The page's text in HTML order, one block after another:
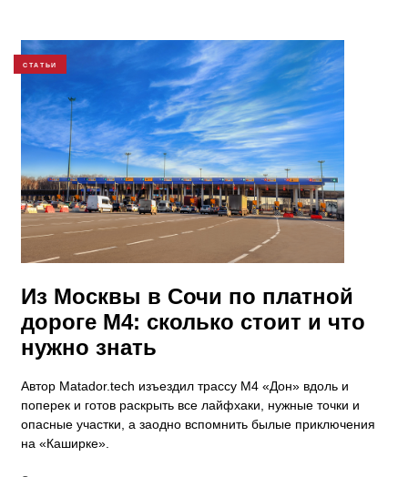
СТАТЬИ
Из Москвы в Сочи по платной
дороге М4: сколько стоит и что
нужно знать
Автор Matador.tech изъездил трассу М4 «Дон» вдоль и
поперек и готов раскрыть все лайфхаки, нужные точки и
опасные участки, а заодно вспомнить былые приключения
на «Каширке».